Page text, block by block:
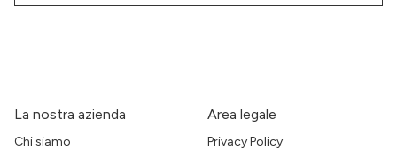
La nostra azienda
Chi siamo
Area legale
Privacy Policy